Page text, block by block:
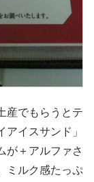
産でもらうとテ
イスサンド」
が＋アルファさ
ミルク感たっぷ